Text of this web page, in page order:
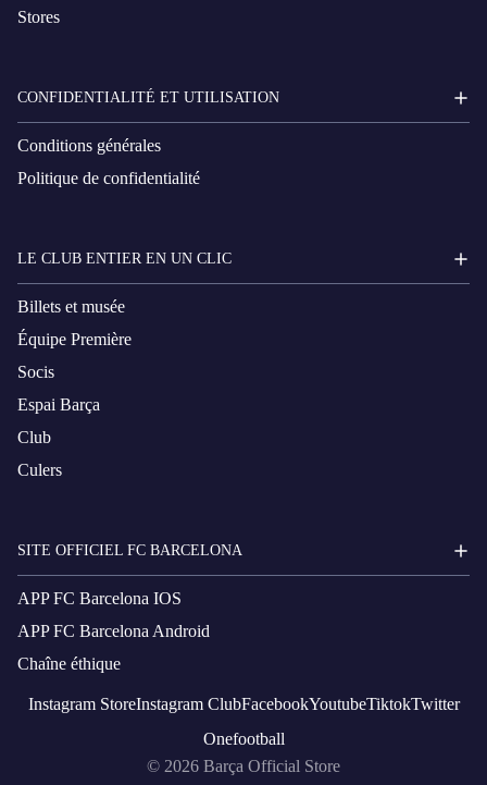
Stores
CONFIDENTIALITÉ ET UTILISATION
Conditions générales
Politique de confidentialité
LE CLUB ENTIER EN UN CLIC
Billets et musée
Équipe Première
Socis
Espai Barça
Club
Culers
SITE OFFICIEL FC BARCELONA
APP FC Barcelona IOS
APP FC Barcelona Android
Chaîne éthique
Instagram StoreInstagram ClubFacebookYoutubeTiktokTwitter
Onefootball
© 2026 Barça Official Store